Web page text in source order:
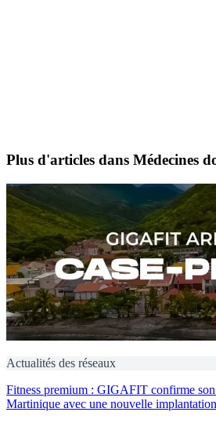
Plus d'articles dans Médecines
Actualités des réseaux
Fitness premium : GIGAFIT confirme son
Martinique avec une nouvelle implantation